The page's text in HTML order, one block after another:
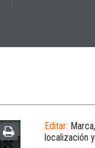
Editar:
localización